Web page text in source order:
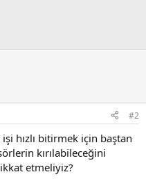
#2
hızlı bitirmek için baştan
kırılabileceğini
etmeliyiz?